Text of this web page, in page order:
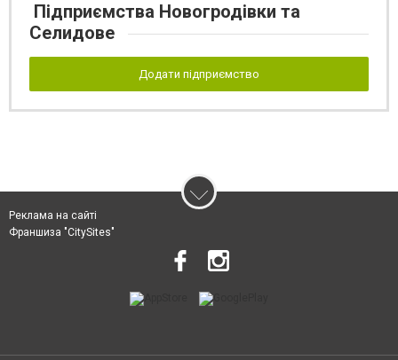
Підприємства Новогродівки та
Селидове
Додати підприємство
Реклама на сайті
Франшиза "CitySites"